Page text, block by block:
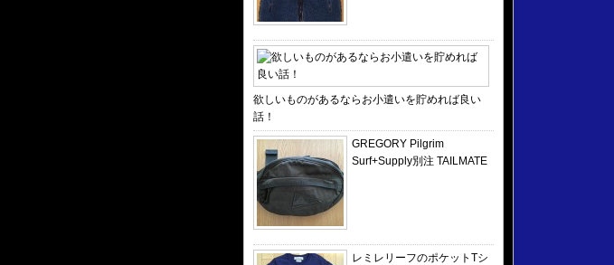
欲しいものがあるならお小遣いを貯めれば良い
話！
GREGORY Pilgrim
Surf+Supply別注 TAILMATE
レミレリーフのポケットTシ